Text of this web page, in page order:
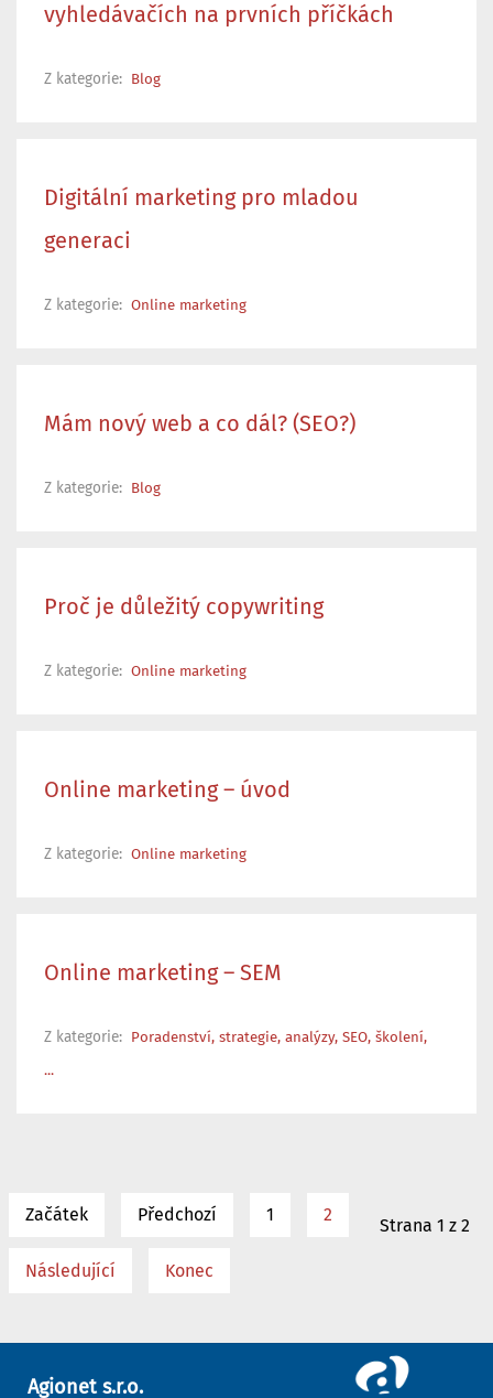
vyhledávačích na prvních příčkách
Z kategorie: Blog
Digitální marketing pro mladou
generaci
Z kategorie: Online marketing
Mám nový web a co dál? (SEO?)
Z kategorie: Blog
Proč je důležitý copywriting
Z kategorie: Online marketing
Online marketing – úvod
Z kategorie: Online marketing
Online marketing – SEM
Z kategorie: Poradenství, strategie, analýzy, SEO, školení,
...
Začátek Předchozí 1 2
Následující Konec
Strana 1 z 2
Agionet s.r.o.